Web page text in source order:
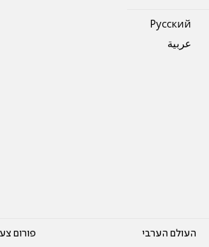
Pусский
عربية
העולם הערבי פורום